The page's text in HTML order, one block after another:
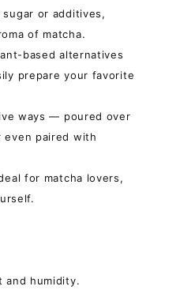
or additives,
of matcha.
based alternatives
prepare your favorite
ways — poured over
even paired with
for matcha lovers,
and humidity.